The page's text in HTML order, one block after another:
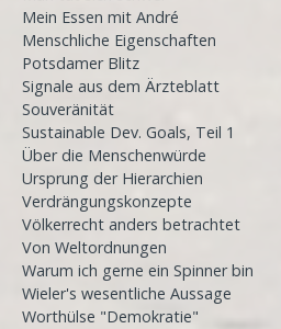
Mein Essen mit André
Menschliche Eigenschaften
Potsdamer Blitz
Signale aus dem Ärzteblatt
Souveränität
Sustainable Dev. Goals, Teil 1
Über die Menschenwürde
Ursprung der Hierarchien
Verdrängungskonzepte
Völkerrecht anders betrachtet
Von Weltordnungen
Warum ich gerne ein Spinner bin
Wieler's wesentliche Aussage
Worthülse "Demokratie"